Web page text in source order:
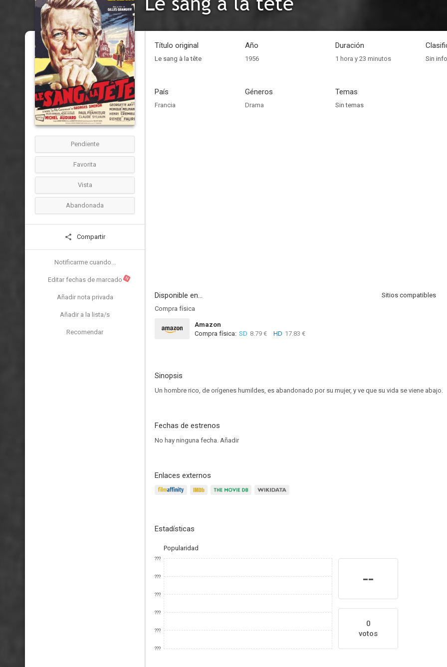
Pendiente
Favorita
Vista
Abandonada
Compartir
Notificarme cuando...
Editar fechas de marcado N
Añadir nota privada
Añadir a la lista/s
Recomendar
Título original
Le sang à la tête
Año
1956
Duración
1 hora y 23 minutos Sin
País
Francia
Géneros
Drama
Temas
Sin temas
Disponible en...
Sitios compatibles
Compra física
Amazon
Compra física: SD 8.79 € HD 17.83 €
Sinopsis
Un hombre rico, de orígenes humildes, es abandonado por su mujer, y ve que su vida se viene abajo.
Fechas de estrenos
No hay ninguna fecha. Añadir
Enlaces externos
Estadísticas
Popularidad
???
???
???
???
???
???
--
0
votos